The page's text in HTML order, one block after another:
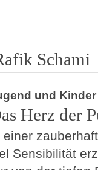
Schami
und Kinder
Herz der
einer
Sensibilität